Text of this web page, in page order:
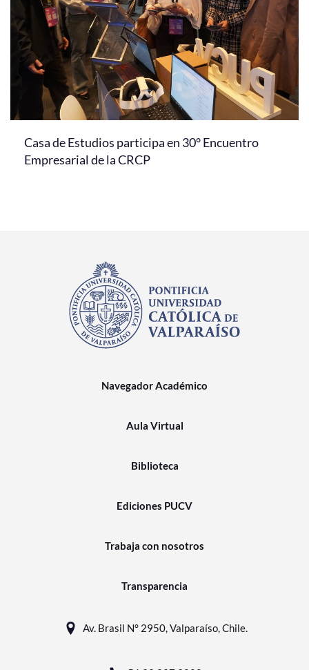
Casa de Estudios participa en 30° Encuentro
Empresarial de la CRCP
Navegador Académico
Aula Virtual
Biblioteca
Ediciones PUCV
Trabaja con nosotros
Transparencia
Av. Brasil N° 2950, Valparaíso, Chile.